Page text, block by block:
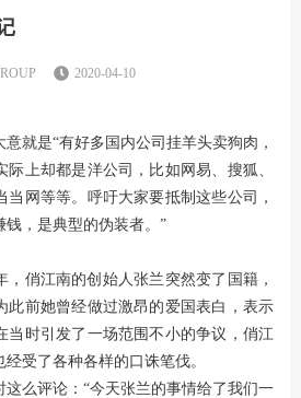
2020-04-10
就是“有好多国内公司挂羊头卖狗肉，
上却都是洋公司，比如网易、搜狐、
当网等等。呼吁大家要抵制这些公司，
，是典型的伪装者。”
，俏江南的创始人张兰突然变了国籍，
此前她曾经做过激昂的爱国表白，表示
当时引发了一场范围不小的争议，俏江
受了各种各样的口诛笔伐。
么评论：“今天张兰的事情给了我们一